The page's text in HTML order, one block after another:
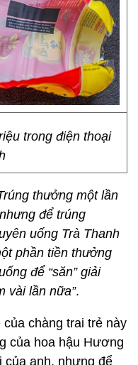
trong điện thoại
thưởng một lần
để trúng
uống Trà Thanh
phần tiền thưởng
để “săn” giải
vài lần nữa”.
chàng trai trẻ này
của hoa hậu Hương
của anh, nhưng để